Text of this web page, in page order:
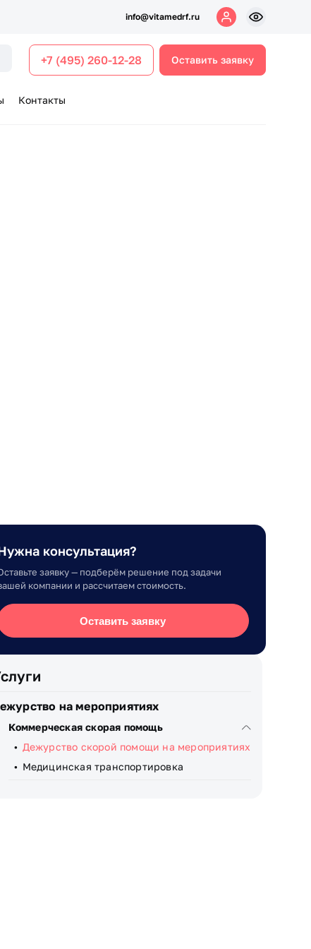
info@vitamedrf.ru
+7 (495) 260-12-28 Оставить заявку
Контакты
консультация?
заявку — подберём решение под задачи
компании и рассчитаем стоимость.
Оставить заявку
на мероприятиях
Коммерческая скорая помощь
Дежурство скорой помощи на мероприятиях
Медицинская транспортировка